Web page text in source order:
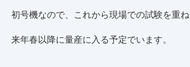
初号機なので、これから現場での試験を重ね
来年春以降に量産に入る予定でいます。